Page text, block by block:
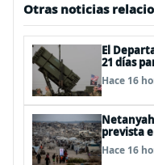
Otras noticias
El
21 días
entrega
Hace 16
prevista
Hace 16